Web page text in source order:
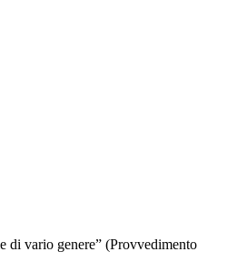
di vario genere” (Provvedimento